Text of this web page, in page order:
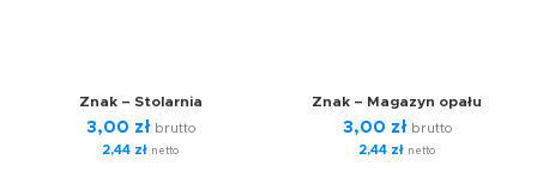
Znak – Stolarnia
3,00 zł brutto
2,44 zł netto
Znak – Magazyn opału
3,00 zł brutto
2,44 zł netto